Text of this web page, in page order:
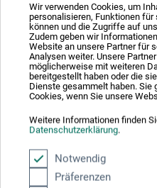
Wir verwenden Cookies, um
personalisieren, Funktionen für
können und die Zugriffe auf
Zudem geben wir
Website an unsere Partner für
Analysen weiter. Unsere
möglicherweise mit weiteren
bereitgestellt haben oder die
Dienste gesammelt haben. Sie
Cookies, wenn Sie unsere
Weitere Informationen finden
Datenschutzerklärung.
Notwendig
Präferenzen
zzgl. Versandkosten